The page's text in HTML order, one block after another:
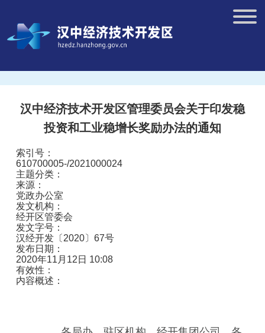
汉中经济技术开发区管理委员会关于印发稳
投资和工业稳增长奖励办法的通知
索引号：
610700005-/2021000024
主题分类：
来源：
党政办公室
发文机构：
经开区管委会
发文字号：
汉经开发〔2020〕67号
发布日期：
2020年11月12日 10:08
有效性：
内容概述：